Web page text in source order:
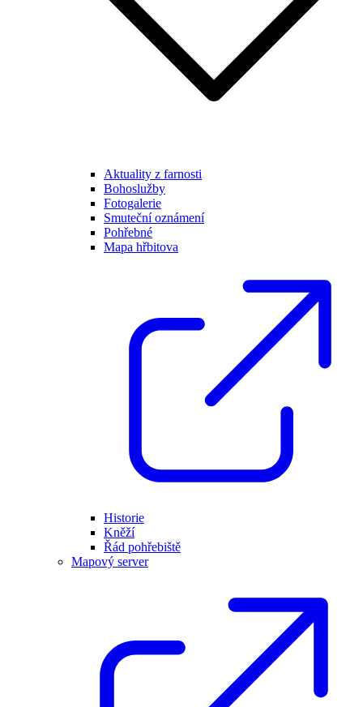
Aktuality z farnosti
Bohoslužby
Fotogalerie
Smuteční oznámení
Pohřebné
Mapa hřbitova
Historie
Kněží
Řád pohřebiště
Mapový server